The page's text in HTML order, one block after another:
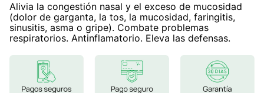
9.
ashwagandha
10. clorofila
Alivia la congestión nasal y el exceso de mucosidad
(dolor de garganta, la tos, la mucosidad, faringitis,
sinusitis, asma o gripe). Combate problemas
respiratorios. Antinflamatorio. Eleva las defensas.